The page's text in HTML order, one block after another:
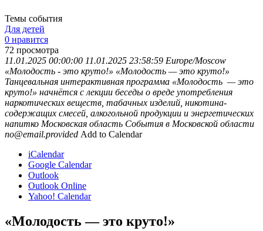
Темы события
Для детей
0 нравится
72 просмотра
11.01.2025 00:00:00 11.01.2025 23:58:59 Europe/Moscow
«Молодость - это круто!» «Молодость — это круто!»
Танцевальная интерактивная программа «Молодость — это
круто!» начнётся с лекции беседы о вреде употребления
наркотических веществ, табачных изделий, никотина-
содержащих смесей, алкогольной продукции и энергетических
напитко Московская область События в Московской области
no@email.provided Add to Calendar
iCalendar
Google Calendar
Outlook
Outlook Online
Yahoo! Calendar
«Молодость — это круто!»